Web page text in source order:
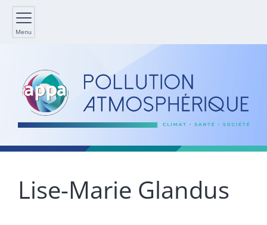
Menu
Lise-Marie Glandus